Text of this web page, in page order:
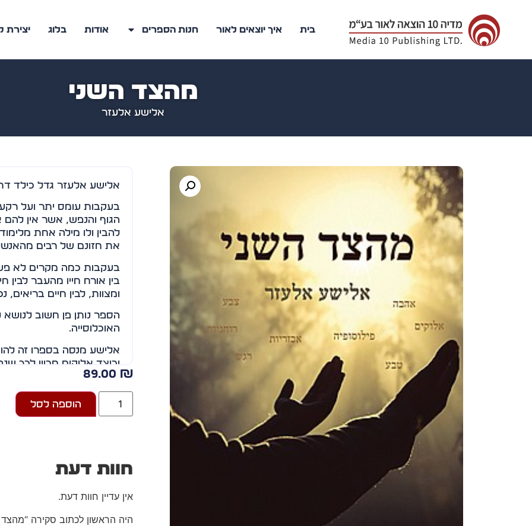
בית איך יוצאים לאור חנות הספרים אודות בלוג יצירת
מהצד השני
אלישע אלעזר
אלישע אלעזר גדל כילד
בעקבות עומס יתר ועל
להבין ולו מילה אחת
את חזונם של רבים
בעקבות כמה מקרים לא
בין אורח חייו מהעבר לבין
ומצוות, לבין חיים בריאים,
הספר נותן פן חשוב
האוכלוסייה.
אלישע מנסה בספרו זה
וכיצד אלוקים מכוון לכך
והחלטות לא קלות,
89.00 ₪
הוספה לסל
חוות דעת
אין עדיין חוות דעת.
היה הראשון לכתוב סקירה “מהצד